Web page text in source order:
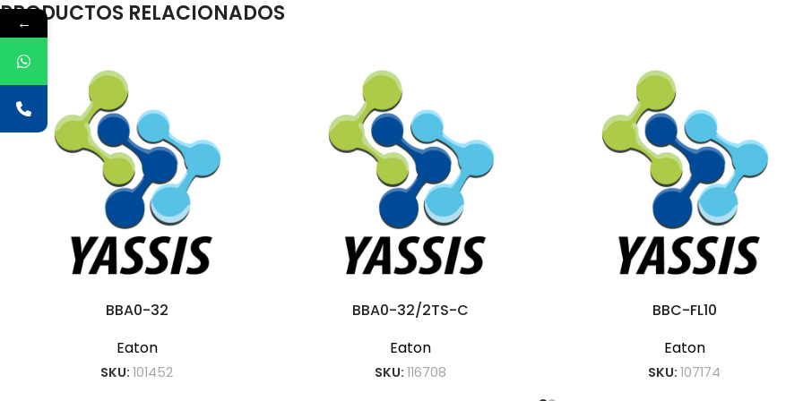
PRODUCTOS RELACIONADOS
BBA0-32
Eaton
SKU:101452
BBA0-32/2TS-C
Eaton
SKU:116708
BBC-FL10
Eaton
SKU:107174
←